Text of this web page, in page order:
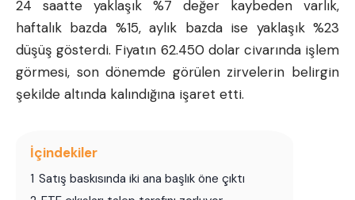
24 saatte yaklaşık %7 değer kaybeden varlık,
haftalık bazda %15, aylık bazda ise yaklaşık %23
düşüş gösterdi. Fiyatın 62.450 dolar civarında işlem
görmesi, son dönemde görülen zirvelerin belirgin
şekilde altında kalındığına işaret etti.
İçindekiler
1 Satış baskısında iki ana başlık öne çıktı